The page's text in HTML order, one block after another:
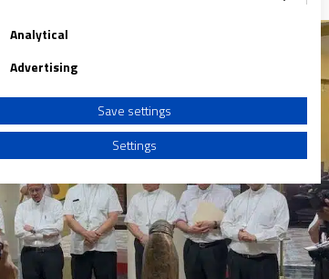
from different sources
Analytical
Advertising
Save settings
Settings